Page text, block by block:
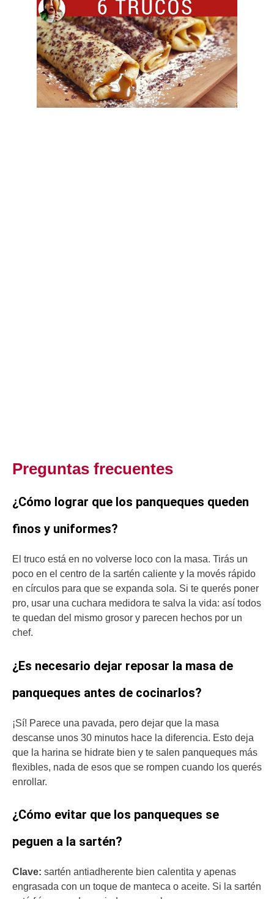
Preguntas frecuentes
¿Cómo lograr que los panqueques queden
finos y uniformes?
El truco está en no volverse loco con la masa. Tirás un
poco en el centro de la sartén caliente y la movés rápido
en círculos para que se expanda sola. Si te querés poner
pro, usar una cuchara medidora te salva la vida: así todos
te quedan del mismo grosor y parecen hechos por un
chef.
¿Es necesario dejar reposar la masa de
panqueques antes de cocinarlos?
¡Sí! Parece una pavada, pero dejar que la masa
descanse unos 30 minutos hace la diferencia. Esto deja
que la harina se hidrate bien y te salen panqueques más
flexibles, nada de esos que se rompen cuando los querés
enrollar.
¿Cómo evitar que los panqueques se
peguen a la sartén?
Clave: sartén antiadherente bien calentita y apenas
engrasada con un toque de manteca o aceite. Si la sartén